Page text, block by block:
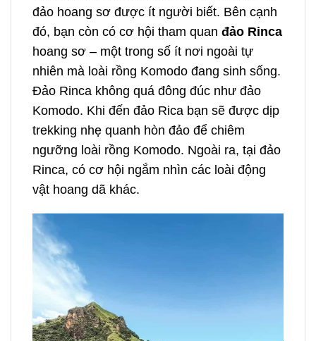
đảo hoang sơ được ít người biết. Bên cạnh
đó, bạn còn có cơ hội tham quan đảo Rinca
hoang sơ – một trong số ít nơi ngoài tự
nhiên mà loài rồng Komodo đang sinh sống.
Đảo Rinca không quá đông đúc như đảo
Komodo. Khi đến đảo Rica bạn sẽ được dịp
trekking nhẹ quanh hòn đảo để chiêm
ngưỡng loài rồng Komodo. Ngoài ra, tại đảo
Rinca, có cơ hội ngắm nhìn các loài động
vật hoang dã khác.